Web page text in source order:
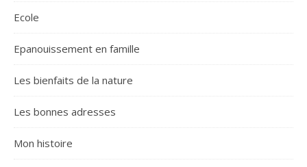
Ecole
Epanouissement en famille
Les bienfaits de la nature
Les bonnes adresses
Mon histoire